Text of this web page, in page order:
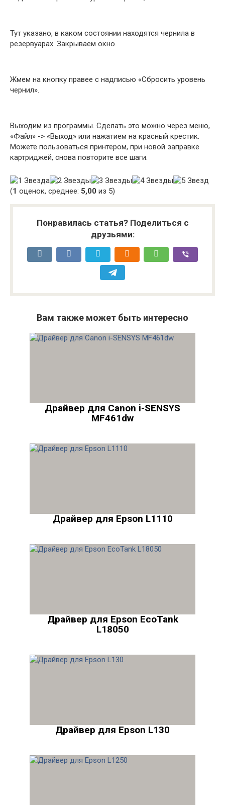
Тут указано, в каком состоянии находятся чернила в
резервуарах. Закрываем окно.
Жмем на кнопку правее с надписью «Сбросить уровень
чернил».
Выходим из программы. Сделать это можно через меню,
«Файл» -> «Выход» или нажатием на красный крестик.
Можете пользоваться принтером, при новой заправке
картриджей, снова повторите все шаги.
(1 оценок, среднее: 5,00 из 5)
Понравилась статья? Поделиться с
друзьями:
Вам также может быть интересно
Драйвер для Canon i-SENSYS
MF461dw
Драйвер для Epson L1110
Драйвер для Epson EcoTank
L18050
Драйвер для Epson L130